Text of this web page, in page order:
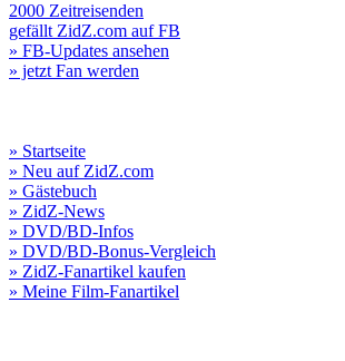
2000 Zeitreisenden
gefällt ZidZ.com auf FB
» FB-Updates ansehen
» jetzt Fan werden
» Startseite
» Neu auf ZidZ.com
» Gästebuch
» ZidZ-News
» DVD/BD-Infos
» DVD/BD-Bonus-Vergleich
» ZidZ-Fanartikel kaufen
» Meine Film-Fanartikel